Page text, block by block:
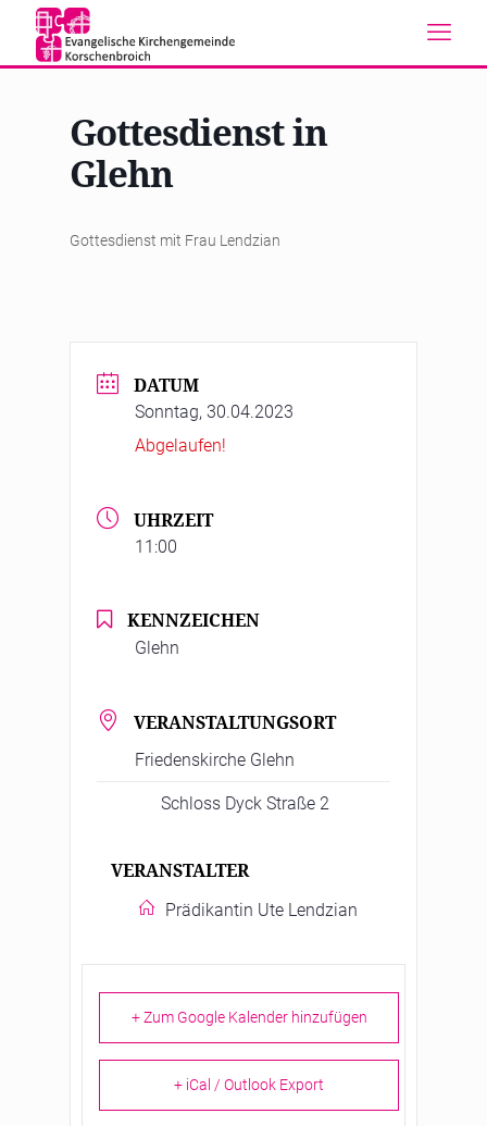
Gottesdienst in
Glehn
Gottesdienst mit Frau Lendzian
DATUM
Sonntag, 30.04.2023
Abgelaufen!
UHRZEIT
11:00
KENNZEICHEN
Glehn
VERANSTALTUNGSORT
Friedenskirche Glehn
Schloss Dyck Straße 2
VERANSTALTER
Prädikantin Ute Lendzian
+ Zum Google Kalender hinzufügen
+ iCal / Outlook Export